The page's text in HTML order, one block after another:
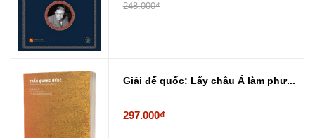
248.000₫
Giải đế quốc: Lấy châu Á làm phư...
297.000₫